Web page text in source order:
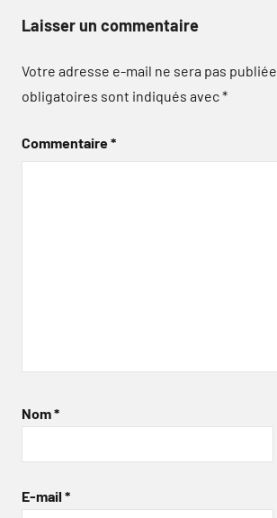
Laisser un commentaire
Votre adresse e-mail ne sera pas publiée.
obligatoires sont indiqués avec*
Commentaire*
Nom*
E-mail *